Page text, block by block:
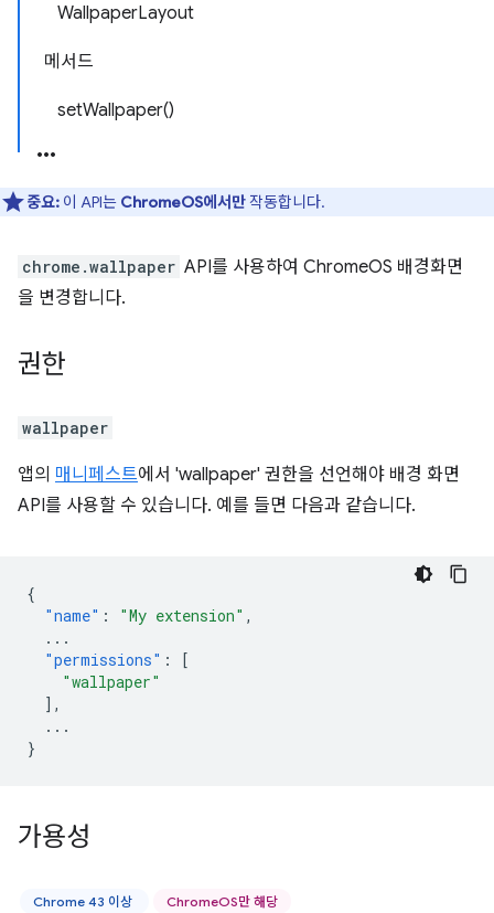
WallpaperLayout
메서드
setWallpaper()
중요: 이 API는 ChromeOS에서만작동합니다.
chrome.wallpaper API를 사용하여 ChromeOS 배경화면
을 변경합니다.
권한
wallpaper
앱의 매니페스트에서 'wallpaper' 권한을 선언해야 배경 화면
API를 사용할 수 있습니다. 예를 들면 다음과 같습니다.
{
"name" : "My extension" ,
...
"permissions" :
[
"wallpaper"
],
...
}
가용성
Chrome 43 이상 ChromeOS만 해당